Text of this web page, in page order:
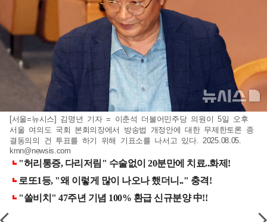
[서울=뉴시스] 김명년 기자 = 이춘석 더불어민주당 의원이 5일 오후
서울 여의도 국회 본회의장에서 방송법 개정안에 대한 무제한토론 종
결동의의 건 투표를 하기 위해 기표소를 나서고 있다. 2025.08.05.
kmn@newsis.com